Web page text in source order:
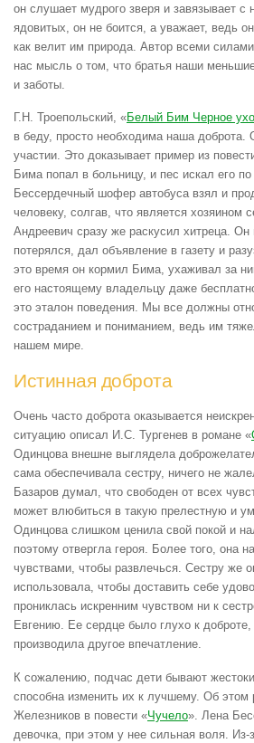
он слушает мудрого зверя и завязывает
ядовитых, он не боится, а уважает, ведь
как велит им природа. Автор всеми
нас мысль о том, что братья наши
и заботы.
Г.Н. Троепольский, «Белый Бим Черное ухо
в беду, просто необходима наша
участии. Это доказывает пример из
Бима попал в больницу, и пес искал его
Бессердечный шофер автобуса взял и
человеку, солгав, что является хозяином
Андреевич сразу же раскусил хитреца. Он
потерялся, дал объявление в газету и
это время он кормил Бима, ухаживал за
его настоящему владельцу даже
это эталон поведения. Мы все должны
состраданием и пониманием, ведь им
нашем мире.
Истинная доброта
Очень часто доброта оказывается
ситуацию описал И.С. Тургенев в романе «
Одинцова внешне выглядела
сама обеспечивала сестру, ничего не
Базаров думал, что свободен от всех
может влюбиться в такую прелестную и
Одинцова слишком ценила свой покой и
поэтому отвергла героя. Более того, она
чувствами, чтобы развлечься. Сестру же
использовала, чтобы доставить себе
прониклась искренним чувством ни к
Евгению. Ее сердце было глухо к
производила другое впечатление.
К сожалению, подчас дети бывают
способна изменить их к лучшему. Об этом
Железников в повести «Чучело». Лена
девочка, при этом у нее сильная воля. Из-